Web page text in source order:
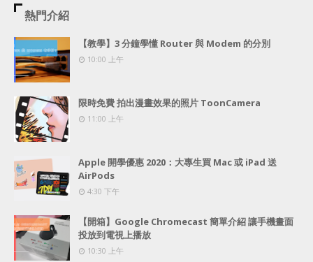
熱門介紹
【教學】3 分鐘學懂 Router 與 Modem 的分別
10:00 上午
限時免費 拍出漫畫效果的照片 ToonCamera
11:00 上午
Apple 開學優惠 2020：大專生買 Mac 或 iPad 送
AirPods
4:30 下午
【開箱】Google Chromecast 簡單介紹 讓手機畫面
投放到電視上播放
10:30 上午